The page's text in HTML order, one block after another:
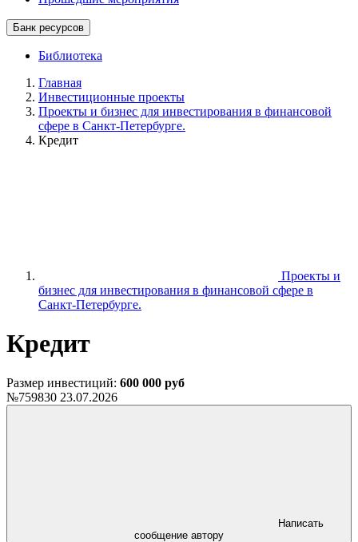
Банк ресурсов
Библиотека
Главная
Инвестиционные проекты
Проекты и бизнес для инвестирования в финансовой
сфере в Санкт-Петербурге.
Кредит
Проекты и
бизнес для инвестирования в финансовой сфере в
Санкт-Петербурге.
Кредит
Размер инвестиций: 600 000 руб
№759830 23.07.2026
сообщение автору